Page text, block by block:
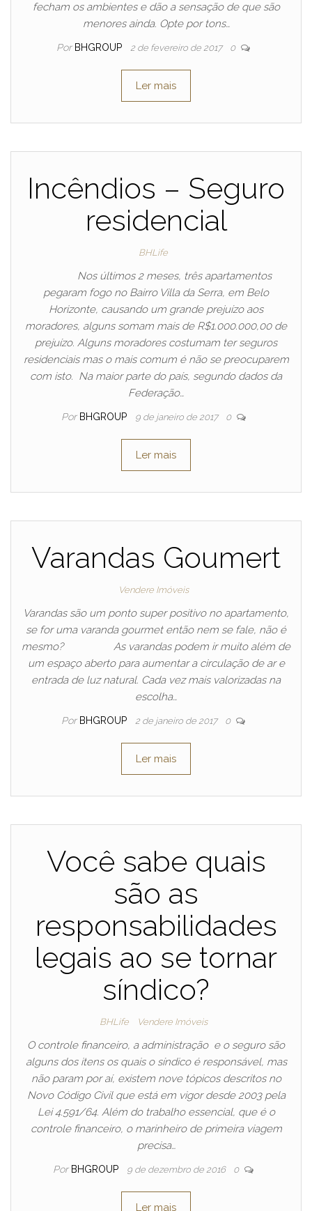
fecham os ambientes e dão a sensação de que são
menores ainda. Opte por tons…
Por BHGROUP 2 de fevereiro de 2017 0
Ler mais
Incêndios – Seguro
residencial
BHLife
Nos últimos 2 meses, três apartamentos
pegaram fogo no Bairro Villa da Serra, em Belo
Horizonte, causando um grande prejuízo aos
moradores, alguns somam mais de R$1.000.000,00 de
prejuízo. Alguns moradores costumam ter seguros
residenciais mas o mais comum é não se preocuparem
com isto. Na maior parte do país, segundo dados da
Federação…
Por BHGROUP 9 de janeiro de 2017 0
Ler mais
Varandas Goumert
Vendere Imóveis
Varandas são um ponto super positivo no apartamento,
se for uma varanda gourmet então nem se fale, não é
mesmo? As varandas podem ir muito além de
um espaço aberto para aumentar a circulação de ar e
entrada de luz natural. Cada vez mais valorizadas na
escolha…
Por BHGROUP 2 de janeiro de 2017 0
Ler mais
Você sabe quais
são as
responsabilidades
legais ao se tornar
síndico?
BHLife Vendere Imóveis
O controle financeiro, a administração e o seguro são
alguns dos itens os quais o síndico é responsável, mas
não param por aí, existem nove tópicos descritos no
Novo Código Civil que está em vigor desde 2003 pela
Lei 4.591/64. Além do trabalho essencial, que é o
controle financeiro, o marinheiro de primeira viagem
precisa…
Por BHGROUP 9 de dezembro de 2016 0
Ler mais